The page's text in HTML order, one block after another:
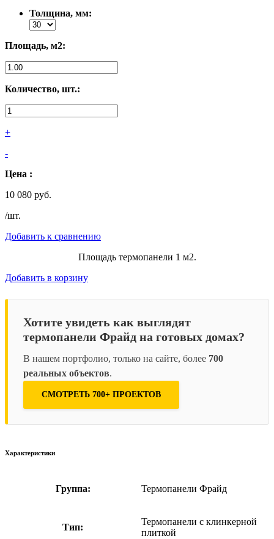
Толщина, мм:
Площадь, м2:
Количество, шт.:
+
-
Цена :
10 080 руб.
/шт.
Добавить к сравнению
Площадь термопанели 1 м2.
Добавить в корзину
Хотите увидеть как выглядят
термопанели Фрайд на готовых домах?
В нашем портфолио, только на сайте, более 700
реальных объектов.
СМОТРЕТЬ 700+ ПРОЕКТОВ
Характеристики
Группа: Термопанели Фрайд
Тип:
Термопанели с клинкерной
плиткой